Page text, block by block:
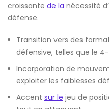
croissante de la nécessité
défense.
Transition vers des
défensive, telles que le
Incorporation de
exploiter les faiblesses
Accent sur le jeu de